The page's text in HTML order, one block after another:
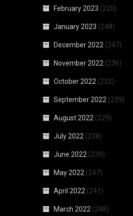
February 2023 (220)
January 2023 (248)
December 2022 (247)
November 2022 (236)
October 2022 (232)
September 2022 (239)
August 2022 (229)
July 2022 (238)
June 2022 (239)
May 2022 (247)
April 2022 (241)
March 2022 (248)